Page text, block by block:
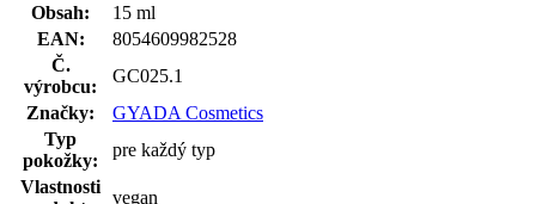
Obsah:
15 ml
EAN:
8054609982528
Č.
výrobcu:
GC025.1
Značky:
GYADA Cosmetics
Typ
pokožky:
pre každý typ
Vlastnosti
vegan